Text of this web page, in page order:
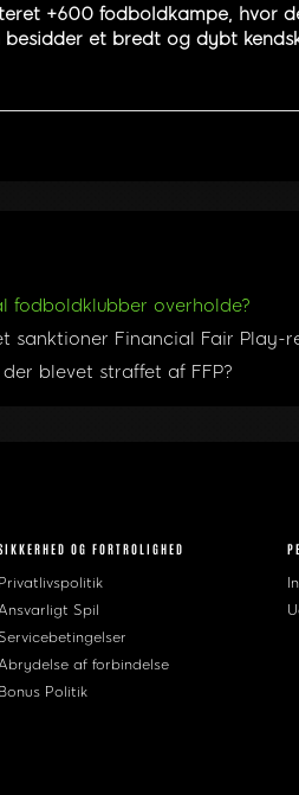
+600 fodboldkampe, hvor
besidder et bredt og dybt
fodboldklubber overholde?
sanktioner Financial Fair Play-
blevet straffet af FFP?
OG FORTROLIGHED
Privatlivspolitik
Spil
af forbindelse
Bonus Politik